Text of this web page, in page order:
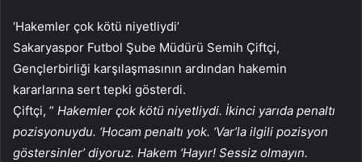
‘Hakemler çok kötü niyetliydi’
Sakaryaspor Futbol Şube Müdürü Semih Çiftçi,
Gençlerbirliği karşılaşmasının ardından hakemin
kararlarına sert tepki gösterdi.
Çiftçi, ” Hakemler çok kötü niyetliydi. İkinci yarıda penaltı
pozisyonuydu. ‘Hocam penaltı yok. ‘Var’la ilgili pozisyon
göstersinler’ diyoruz. Hakem ‘Hayır! Sessiz olmayın.